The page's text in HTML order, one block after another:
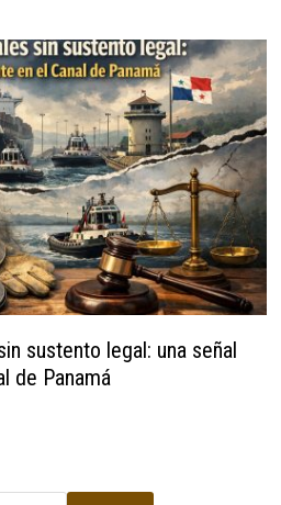
sustento legal: una señal
de Panamá